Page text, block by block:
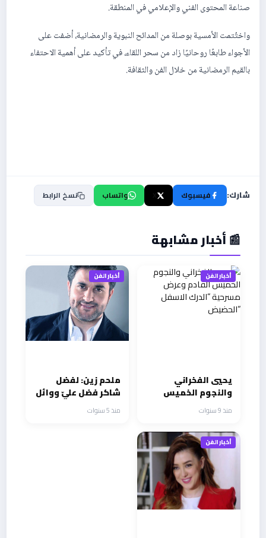
صناعة المحتوى الفني والإعلامي في المنطقة.
واختُتمت الأمسية بوصلة من المدائح النبوية والرمضانية، أضفت على
الأجواء طابعًا روحانيًا زاد من سحر اللقاء، في تأكيد على أهمية الاحتفاء
بالقيم الرمضانية من خلال الفن والثقافة.
شارك: فيسبوك واتساب نسخ الرابط
📰 أخبار مشابهة
أخبار الفن
يحيي الفخراني
والنجوم الخميس
القادم وعرض مسرحية
“الدرك الاسفل
“الحضيض
منذ 9 سنوات
أخبار الفن
ملحم زين: لفضل
شاكر فضل عليّ ووائل
كفوري صديق وأخمنذ 5 سنوات
أخبار الفن